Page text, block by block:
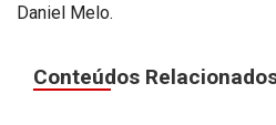
Daniel Melo.
Conteúdos